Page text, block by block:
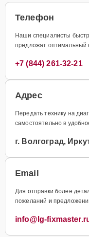
Телефон
Наши специалисты
предложат оптимальный
+7 (844) 261-32-21
Адрес
Передать технику на
самостоятельно в
г. Волгоград,
Email
Для отправки более
пожеланий и
info@lg-